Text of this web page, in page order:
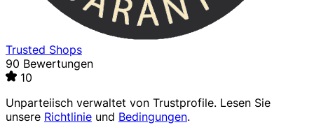
Trusted Shops
90 Bewertungen
10
Unparteiisch verwaltet von Trustprofile. Lesen Sie
unsere Richtlinie und Bedingungen.